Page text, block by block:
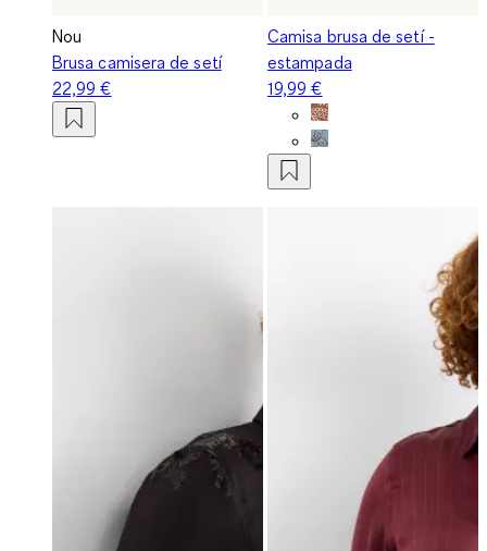
Nou
Brusa camisera de setí
22,99 €
Camisa brusa de setí -
estampada
19,99 €